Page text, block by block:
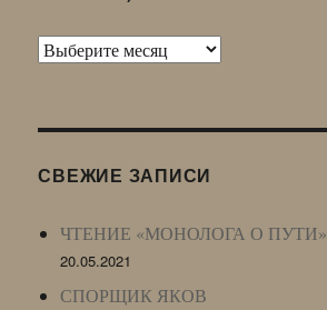
Архив
LJ
СВЕЖИЕ ЗАПИСИ
ЧТЕНИЕ «МОНОЛОГА О ПУТИ»
20.05.2021
СПОРЩИК ЯКОВ